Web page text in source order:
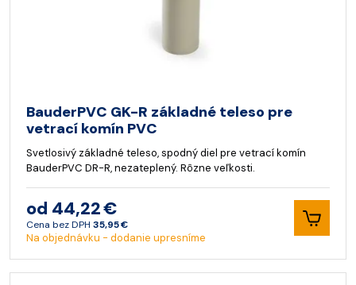
BauderPVC GK-R základné teleso pre
vetrací komín PVC
Svetlosivý základné teleso, spodný diel pre vetrací komín
BauderPVC DR-R, nezateplený. Rôzne veľkosti.
od 44,22 €
Cena bez DPH 35,95 €
Na objednávku - dodanie upresníme